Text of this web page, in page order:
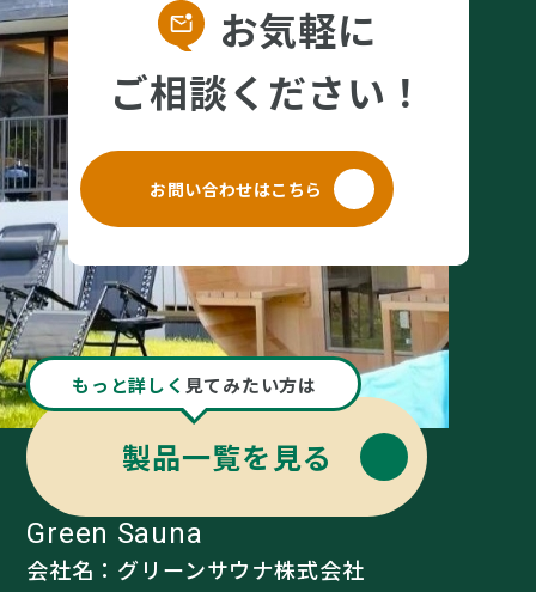
お気軽に
ご相談ください！
お問い合わせはこちら
もっと詳しく 見てみたい方は
製品一覧を見る
Green Sauna
会社名：グリーンサウナ株式会社